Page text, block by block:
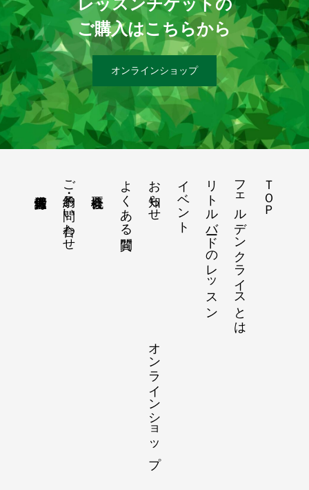
レッスンチケットの
ご購入はこちらから
オンラインショップ
ＴＯＰ
フェルデンクライスとは
リトルバードのレッスン
イベント
お知らせ
よくある質問
ご予約・お問い合わせ
オンラインショップ